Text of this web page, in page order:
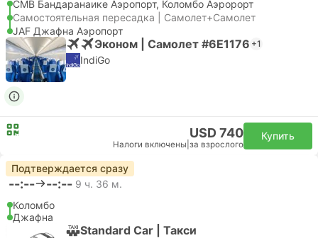
CMB Бандаранаике Аэропорт, Коломбо Аэророрт
Самостоятельная пересадка | Самолет+Самолет
JAF Джафна Аэропорт
Эконом | Самолет #6E1176 +1
IndiGo
USD 740
Налоги включены за взрослого
Купить
Подтверждается сразу
--:-- --:-- 9 ч. 36 м.
Коломбо
Джафна
Standard Car | Такси